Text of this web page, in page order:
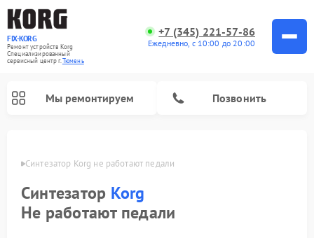
FIX-KORG
Ремонт устройств Korg
Специализированный
cервисный центр г.Тюмень
+7 (345) 221-57-86
Ежедневно, с 10:00 до 20:00
Мы ремонтируем Позвонить
Синтезатор Korg не работают педали
Синтезатор Korg
Не работают педали